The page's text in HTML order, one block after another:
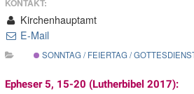
KONTAKT:
Kirchenhauptamt
E-Mail
SONNTAG / FEIERTAG /
Epheser 5, 15-20 (Lutherbibel 2017):